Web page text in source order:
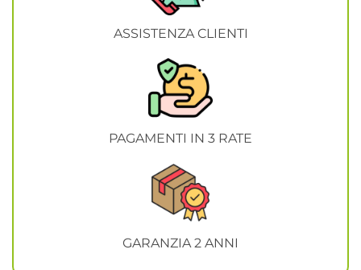
ASSISTENZA CLIENTI
PAGAMENTI IN 3 RATE
GARANZIA 2 ANNI